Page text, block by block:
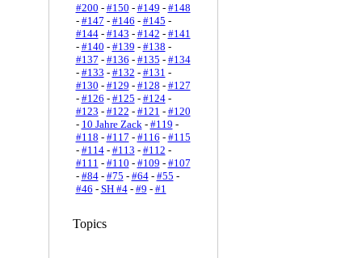
#200 - #150 - #149 - #148
- #147 - #146 - #145 -
#144- #143 - #142 - #141
- #140 - #139 - #138 -
#137 - #136 - #135 - #134
- #133 - #132 - #131 -
#130 - #129 - #128 - #127
- #126 - #125 - #124-
#123 - #122 - #121 - #120
- 10 Jahre Zack- #119 -
#118 - #117 - #116 - #115
- #114- #113 - #112 -
#111 - #110 - #109 - #107
- #84- #75 - #64- #55 -
#46 - SH #4- #9 - #1
Topics